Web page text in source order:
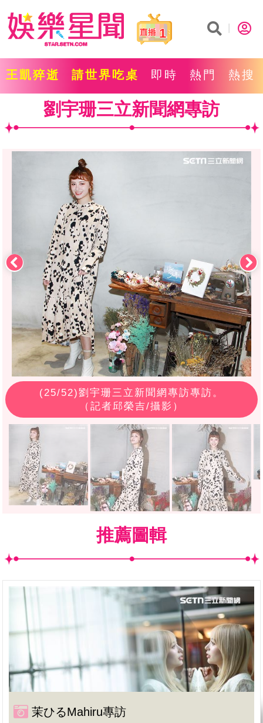
1
王凱猝逝 請世界吃桌 即時 熱門 熱搜
劉宇珊三立新聞網專訪
(25/52)劉宇珊三立新聞網專訪專訪。
（記者邱榮吉/攝影）
推薦圖輯
茉ひるMahiru專訪